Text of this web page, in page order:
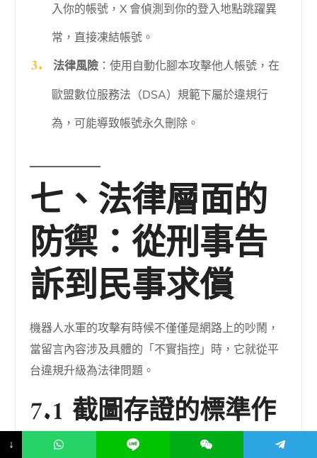
入你的帳號，X 會偵測到你的登入地點跳躍異
常，直接凍結帳號。
法律風險：使用自動化腳本攻擊他人帳號，在
歐盟數位服務法（DSA）規範下屬於違規行
為，可能導致帳號永久刪除。
七、法律層面的
防禦：從刑事告
訴到民事求償
機器人水軍的攻擊有時候不僅僅是網路上的吵鬧，
當留言內容涉及具體的「不實指控」時，它就從平
台違規升級為法律問題。
7.1 截圖存證的標準作
業程序
↓